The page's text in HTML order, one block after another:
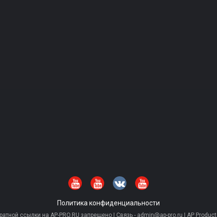
Политика конфиденциальности
ссылки на AP-PRO.RU запрещено | Связь - admin@ap-pro.ru | AP